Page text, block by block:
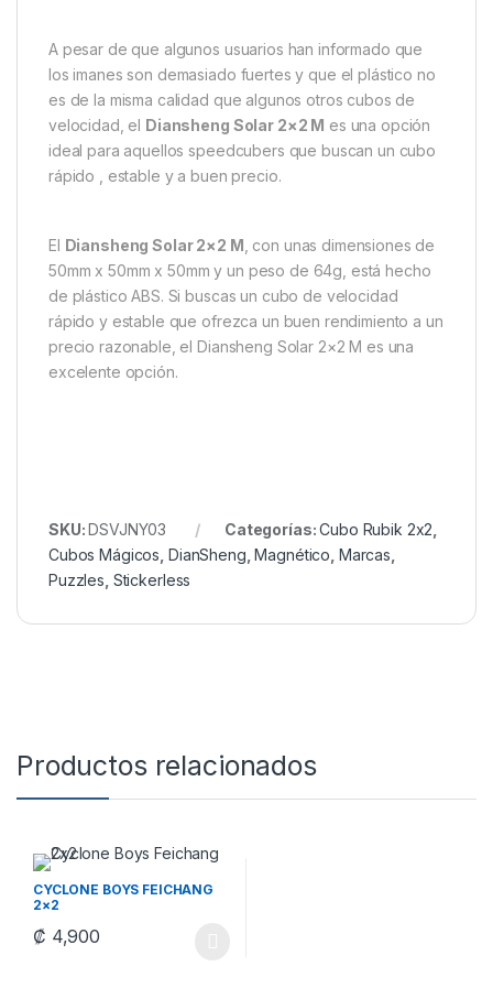
A pesar de que algunos usuarios han informado que
los imanes son demasiado fuertes y que el plástico no
es de la misma calidad que algunos otros cubos de
velocidad, el
Diansheng Solar 2×2 M es una opción
ideal para aquellos speedcubers que buscan un cubo
rápido , estable y a buen precio.
El Diansheng Solar 2×2 M, con unas dimensiones de
50mm x 50mm x 50mm y un peso de 64g, está hecho
de plástico ABS. Si buscas un cubo de velocidad
rápido y estable que ofrezca un buen rendimiento a un
precio razonable, el Diansheng Solar 2×2 M es una
excelente opción.
SKU:DSVJNY03 Categorías:Cubo Rubik 2x2,
Cubos Mágicos, DianSheng,Magnético, Marcas,
Puzzles, Stickerless
Productos relacionados
CYCLONE BOYS FEICHANG
2×2
₡ 4,900